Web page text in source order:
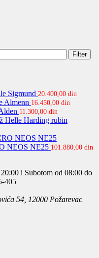
Filter
Sigmund 20.400,00 din
Almenn 16.450,00 din
11.300,00 din
Helle Harding rubin
NEOS NE25 101.880,00 din
i Subotom od 08:00 do
405
54, 12000 Požarevac